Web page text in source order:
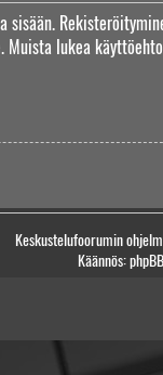
lukea
Keskustelufoorumin
Käännös: